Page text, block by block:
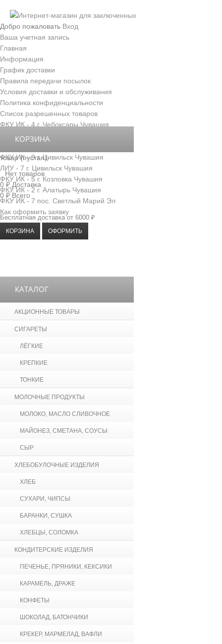
Добро пожаловать Вход
Ваша учетная запись
Главная
Информация
График доставки
Правила передачи посылок
Условия доставки и обслуживания
Политика конфиденциальности
Список разрешенных товаров
ФКУ ИК - 4 г. Чебоксары Чувашия
ФКУ ИК - 3 г. Новочебоксарск Чувашия
ФКУ ИК - 9 г. Цивильск Чувашия
ЛИУ - 7 г. Цивильск Чувашия
ФКУ ИК - 5 г. Козловка Чувашия
ФКУ ИК - 2 г. Алатырь Чувашия
ФКУ ИК - 7 пос. Светлый Марий Эл
Как оформить заявку
КОРЗИНА
товар (пустая)
Нет товаров
0 ₽ Доставка
0 ₽ Всего
Бесплатная доставка от 6000 ₽
КОРЗИНА ОФОРМИТЬ
КАТАЛОГ
АКЦИОННЫЕ ТОВАРЫ
СИГАРЕТЫ
ЛЁГКИЕ
КРЕПКИЕ
ТОНКИЕ
МОЛОЧНЫЕ ПРОДУКТЫ
МОЛОКО, МАСЛО СЛИВОЧНОЕ
МАЙОНЕЗ, СМЕТАНА, СОУСЫ
СЫР
ХЛЕБОБУЛОЧНЫЕ ИЗДЕЛИЯ
ХЛЕБ
СУХАРИ, ЧИПСЫ
БАРАНКИ, СУШКА
ХЛЕБЦЫ, СОЛОМКА
КОНДИТЕРСКИЕ ИЗДЕЛИЯ
ПЕЧЕНЬЕ, ПРЯНИКИ, КЕКСИКИ
КАРАМЕЛЬ, ДРАЖЕ
КОНФЕТЫ
ШОКОЛАД, БАТОНЧИКИ
КРЕКЕР, МАРМЕЛАД, ВАФЛИ